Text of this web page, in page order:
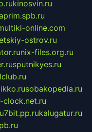
kinosvin.ru
online.com
ostrov.ru
nix-files.org.ru
sputnikyes.ru
sobakopedia.ru
clock.net.ru
7bit.pp.rukalugatur.ru